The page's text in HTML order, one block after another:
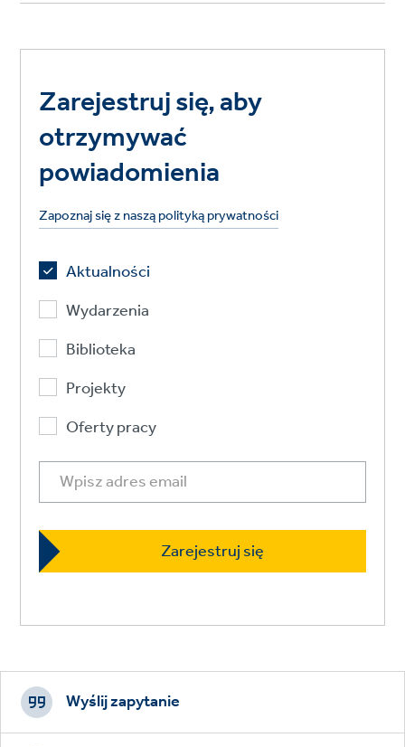
Zarejestruj się, aby
otrzymywać
powiadomienia
Zapoznaj się z naszą polityką prywatności
Aktualności
Wydarzenia
Biblioteka
Projekty
Oferty pracy
Footer
CTAs
Wyślij zapytanie